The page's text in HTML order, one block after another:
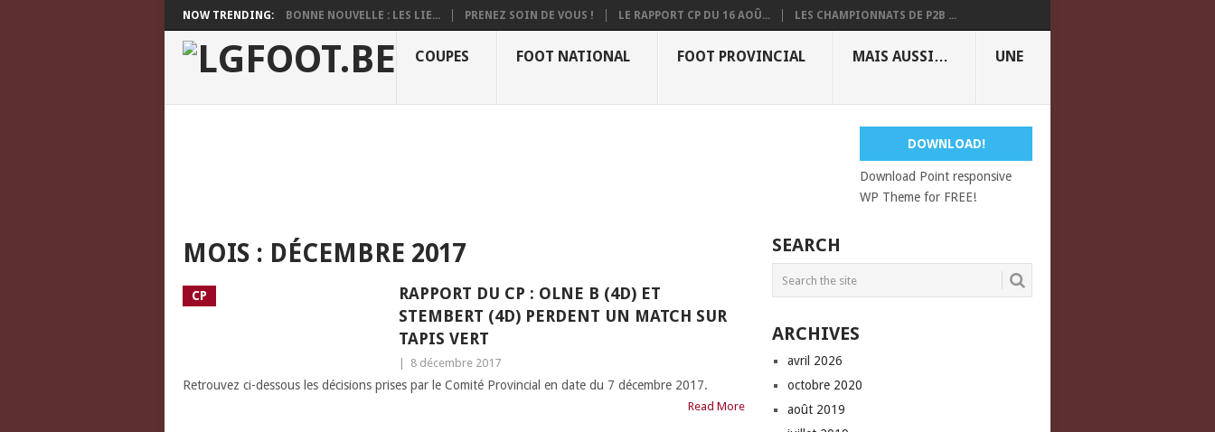
NOW TRENDING: BONNE NOUVELLE : LES LIE... PRENEZ SOIN DE VOUS ! LE RAPPORT CP DU 16 AOÛ... LES CHAMPIONNATS DE P2B ...
COUPES FOOT NATIONAL FOOT PROVINCIAL MAIS AUSSI… UNE
DOWNLOAD!
Download Point responsive
WP Theme for FREE!
MOIS : DÉCEMBRE 2017
CP
RAPPORT DU CP : OLNE B (4D) ET
STEMBERT (4D) PERDENT UN MATCH SUR
TAPIS VERT
8 décembre 2017
Retrouvez ci-dessous les décisions prises par le Comité Provincial en date du 7 décembre 2017.
Read More
SEARCH
ARCHIVES
avril 2026
octobre 2020
août 2019